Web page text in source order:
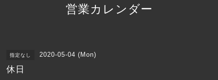
営業カレンダー
指定なし 2020-05-04 (Mon)
休日